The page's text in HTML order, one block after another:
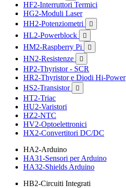
HF2-Interruttori Termici
HG2-Moduli Laser
HH2-Potenziometri

HL2-Powerblock 
HM2-Raspberry Pi 
HN2-Resistenze 
HP2-Thyristor - SCR
HR2-Thyristor e Diodi Hi-Power
HS2-Transistor

HT2-Triac
HU2-Varistori
HZ2-NTC
HV2-Optoelettronici
HX2-Convertitori DC/DC
HA2-Arduino
HA31-Sensori per Arduino
HA32-Shields Arduino
HB2-Circuiti Integrati